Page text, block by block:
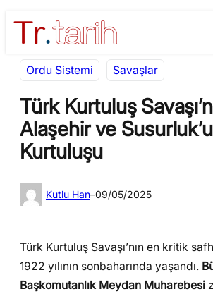
İçeriğe
Skip
content
Ordu Sistemi
Savaşlar
Türk Kurtuluş
Alaşehir ve
Kurtuluşu
Kutlu Han–09/05/2025
Türk Kurtuluş Savaşı’nın en kritik
1922 yılının sonbaharında yaşandı.
Başkomutanlık Meydan Muharebesi